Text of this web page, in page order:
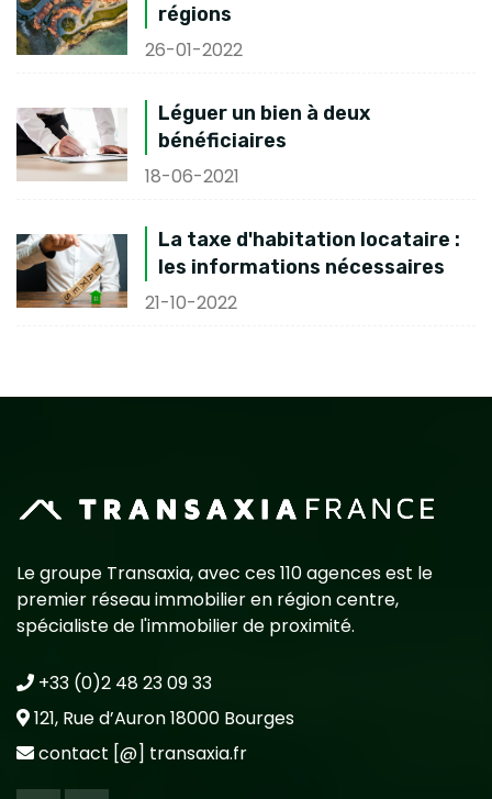
régions
26-01-2022
Léguer un bien à deux
bénéficiaires
18-06-2021
La taxe d'habitation locataire :
les informations nécessaires
21-10-2022
Le groupe Transaxia, avec ces 110 agences est le
premier réseau immobilier en région centre,
spécialiste de l'immobilier de proximité.
+33 (0)2 48 23 09 33
121, Rue d’Auron 18000 Bourges
contact [@] transaxia.fr